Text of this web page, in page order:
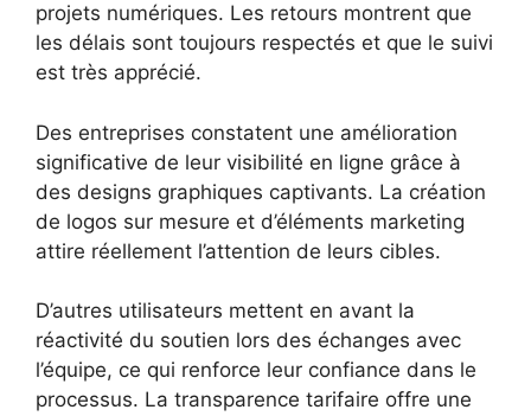
projets numériques. Les retours montrent que
les délais sont toujours respectés et que le suivi
est très apprécié.
Des entreprises constatent une amélioration
significative de leur visibilité en ligne grâce à
des designs graphiques captivants. La création
de logos sur mesure et d’éléments marketing
attire réellement l’attention de leurs cibles.
D’autres utilisateurs mettent en avant la
réactivité du soutien lors des échanges avec
l’équipe, ce qui renforce leur confiance dans le
processus. La transparence tarifaire offre une